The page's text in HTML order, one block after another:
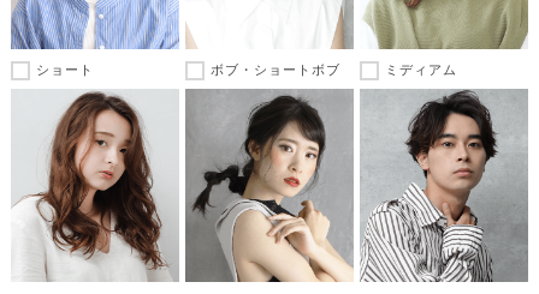
ショート ボブ・ショートボブ ミディアム